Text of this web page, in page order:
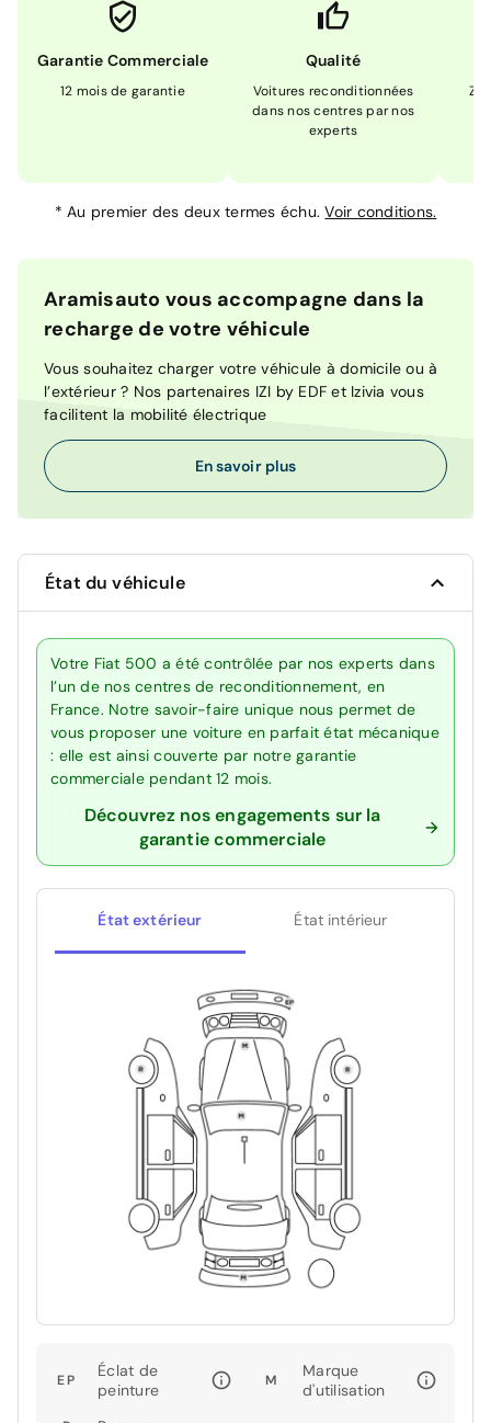
Garantie Commerciale
12 mois de garantie
Qualité
Voitures reconditionnées
dans nos centres par nos
experts
*Au premier des deux termes échu.Voir conditions.
Aramisauto vous accompagne dans la
recharge de votre véhicule
Vous souhaitez charger votre véhicule à domicile ou à
l’extérieur ? Nos partenaires IZI by EDF et Izivia vous
facilitent la mobilité électrique
En savoir plus
État du véhicule
Votre Fiat 500 a été contrôlée par nos experts dans
l’un de nos centres de reconditionnement, en
France. Notre savoir-faire unique nous permet de
vous proposer une voiture en parfait état mécanique
: elle est ainsi couverte par notre garantie
commerciale pendant 12 mois.
Découvrez nos engagements sur la
garantie commerciale
État extérieur État intérieur
EP
Éclat de
peinture
M
Marque
d'utilisation